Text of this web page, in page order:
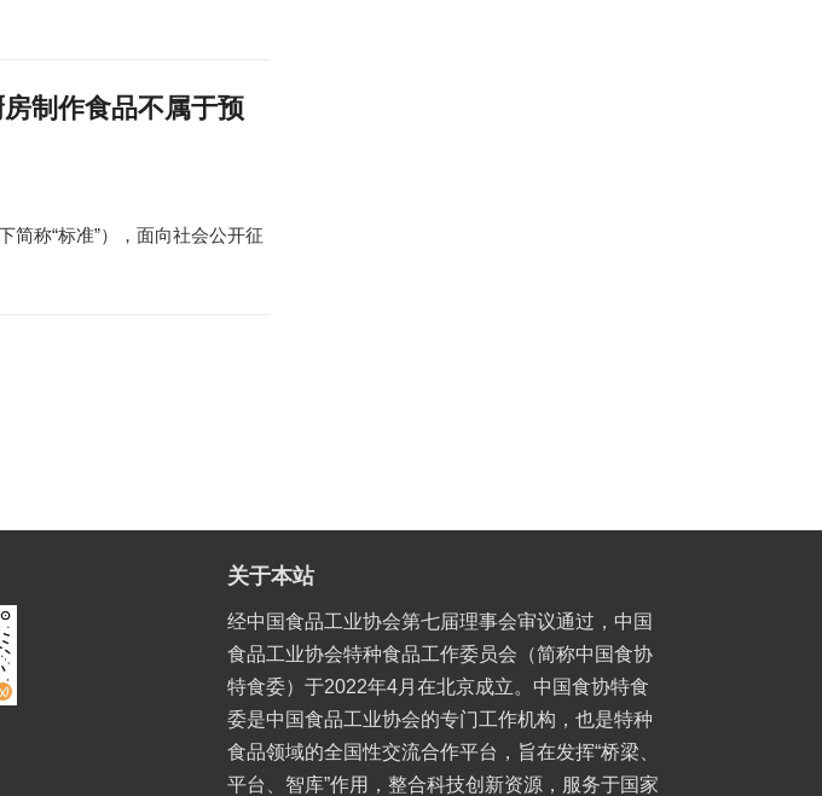
制作食品不属于预
简称“标准”），面向社会公开征
关于本站
经中国食品工业协会第七届理事会审议通过，中国
食品工业协会特种食品工作委员会（简称中国食协
特食委）于2022年4月在北京成立。中国食协特食
委是中国食品工业协会的专门工作机构，也是特种
食品领域的全国性交流合作平台，旨在发挥“桥梁、
平台、智库”作用，整合科技创新资源，服务于国家